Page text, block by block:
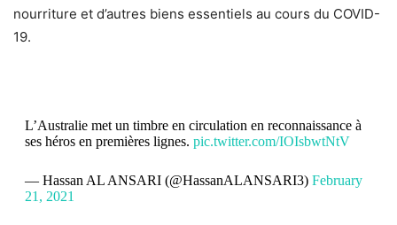
nourriture et d’autres biens essentiels au cours du COVID-
19.
L’Australie met un timbre en circulation en reconnaissance à
ses héros en premières lignes. pic.twitter.com/IOIsbwtNtV
— Hassan AL ANSARI (@HassanALANSARI3) February
21, 2021